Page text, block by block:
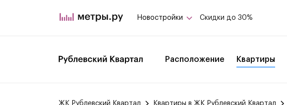
Новостройки Скидки до 30%
Расположение Квартиры
ЖК Рублевский Квартал Квартиры в ЖК Рублевский Квартал